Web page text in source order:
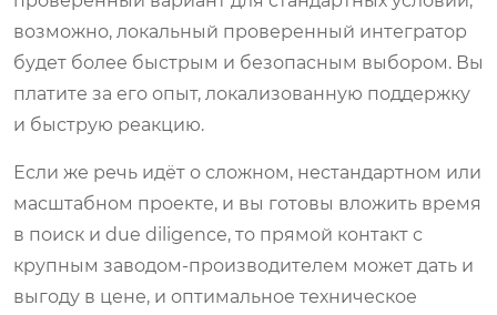
возможно, локальный проверенный интегратор
будет более быстрым и безопасным выбором. Вы
платите за его опыт, локализованную поддержку
и быструю реакцию.
Если же речь идёт о сложном, нестандартном или
масштабном проекте, и вы готовы вложить время
в поиск и due diligence, то прямой контакт с
крупным заводом-производителем может дать и
выгоду в цене, и оптимальное техническое